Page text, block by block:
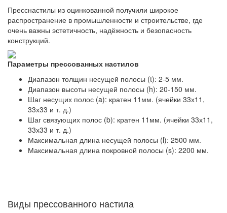
Пресснастилы из оцинкованной получили широкое
распространение в промышленности и строительстве, где
очень важны эстетичность, надёжность и безопасность
конструкций.
Параметры прессованных настилов
Диапазон толщин несущей полосы (t): 2-5 мм.
Диапазон высоты несущей полосы (h): 20-150 мм.
Шаг несущих полос (a): кратен 11мм. (ячейки 33х11,
33х33 и т. д.)
Шаг связующих полос (b): кратен 11мм. (ячейки 33х11,
33х33 и т. д.)
Максимальная длина несущей полосы (l): 2500 мм.
Максимальная длина покровной полосы (s): 2200 мм.
Виды прессованного настила